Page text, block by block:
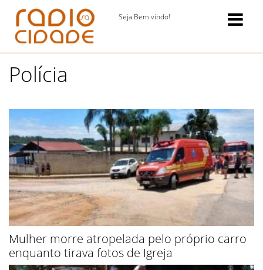
Seja Bem vindo!
Polícia
Mulher morre atropelada pelo próprio carro
enquanto tirava fotos de Igreja